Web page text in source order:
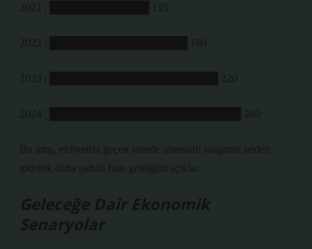
2021 | █████████████ 135
2022 | ██████████████████ 180
2023 | ██████████████████████ 220
2024 | █████████████████████████ 260
Bu artış, ehliyetsiz geçen sürede alternatif ulaşımın neden
giderek daha pahalı hale geldiğini açıklar.
Geleceğe Dair Ekonomik
Senaryolar